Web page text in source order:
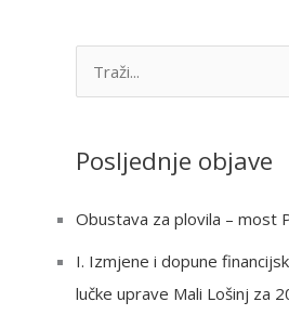
r
f
o
Posljednje objave
Obustava za plovila – most
I. Izmjene i dopune
lučke uprave Mali Lošinj za